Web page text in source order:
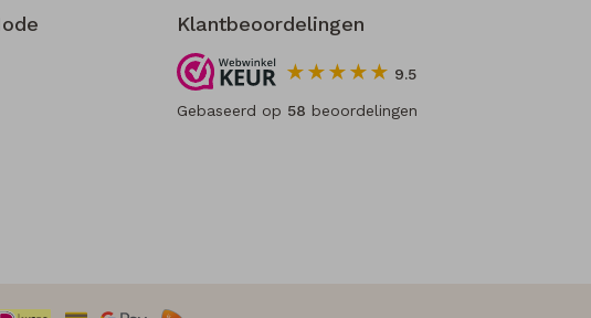
Klantbeoordelingen
9.5
Gebaseerd op 58 beoordelingen